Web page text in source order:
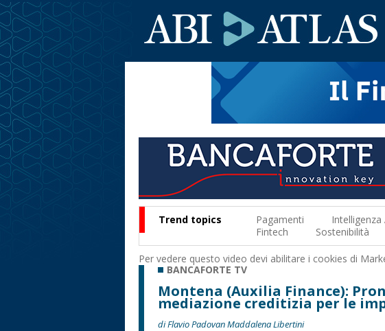
Trend topics Pagamenti Intelligenza
Fintech
Sostenibilità
Per vedere questo video devi abilitare i cookies di
BANCAFORTE TV
Montena (Auxilia Finance):
mediazione creditizia per le
di Flavio Padovan Maddalena Libertini